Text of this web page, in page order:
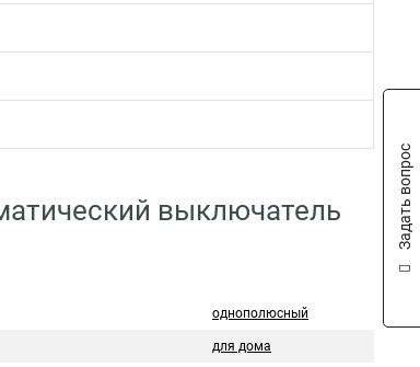
выключатель
однополюсный
для дома
Задать вопрос